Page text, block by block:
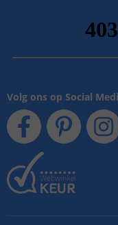
Volg ons op Social